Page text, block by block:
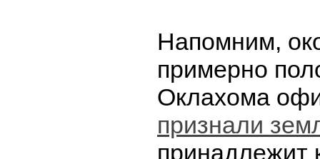
Напомним,
примерно
Оклахома
признали
принадлежит